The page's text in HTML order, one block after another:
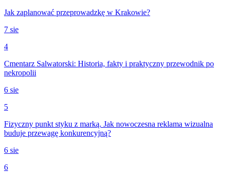
Jak zaplanować przeprowadzkę w Krakowie?
7 sie
4
Cmentarz Salwatorski: Historia, fakty i praktyczny przewodnik po
nekropolii
6 sie
5
Fizyczny punkt styku z marką. Jak nowoczesna reklama wizualna
buduje przewagę konkurencyjną?
6 sie
6